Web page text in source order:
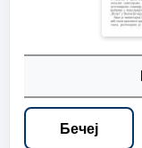
Бечеј